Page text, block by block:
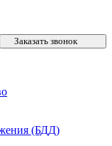
Заказать звонок
(БДД)